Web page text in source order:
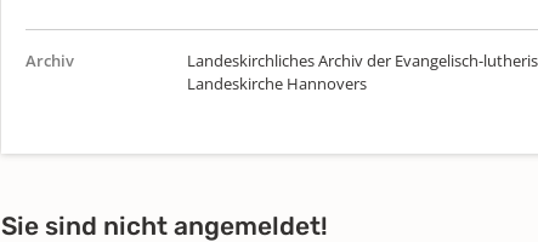
Archiv
Landeskirchliches Archiv der Evangelisch-
Landeskirche Hannovers
Sie sind nicht angemeldet!